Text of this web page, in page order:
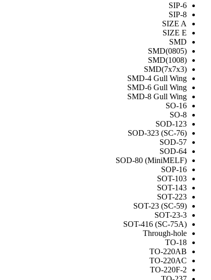
SIP-6
SIP-8
SIZE A
SIZE E
SMD
SMD(0805)
SMD(1008)
SMD(7x7x3)
SMD-4 Gull Wing
SMD-6 Gull Wing
SMD-8 Gull Wing
SO-16
SO-8
SOD-123
SOD-323 (SC-76)
SOD-57
SOD-64
SOD-80 (MiniMELF)
SOP-16
SOT-103
SOT-143
SOT-223
SOT-23 (SC-59)
SOT-23-3
SOT-416 (SC-75A)
Through-hole
TO-18
TO-220AB
TO-220AC
TO-220F-2